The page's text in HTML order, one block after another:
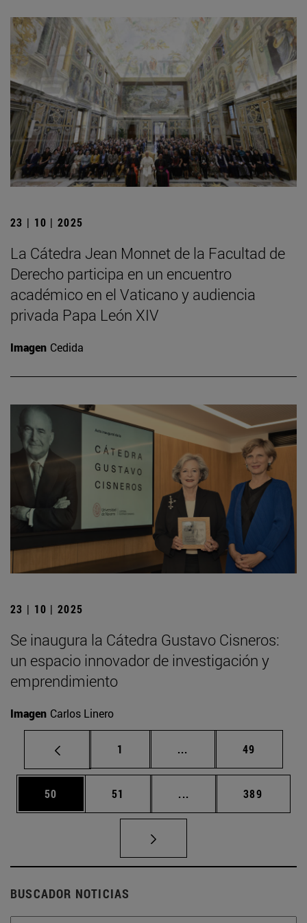
23 | 10 | 2025
La Cátedra Jean Monnet de la Facultad de
Derecho participa en un encuentro
académico en el Vaticano y audiencia
privada Papa León XIV
Imagen Cedida
23 | 10 | 2025
Se inaugura la Cátedra Gustavo Cisneros:
un espacio innovador de investigación y
emprendimiento
Imagen Carlos Linero
Página
1 ... Páginas intermedias
Página
49
Página
50 Página
51 ... Páginas intermedias
Página
389
BUSCADOR NOTICIAS